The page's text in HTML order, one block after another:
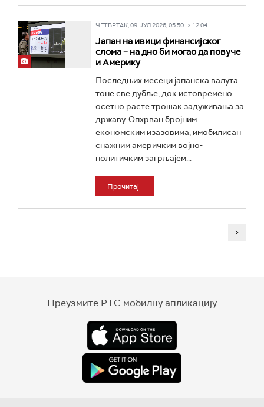
ЧЕТВРТАК, 09. ЈУЛ 2026, 05:50 -> 12:04
Јапан на ивици финансијског
слома – на дно би могао да повуче
и Америку
Последњих месеци јапанска валута
тоне све дубље, док истовремено
осетно расте трошак задуживања за
државу. Опхрван бројним
економским изазовима, имобилисан
снажним америчким војно-
политичким загрљајем...
Прочитај
>
Преузмите РТС мобилну апликацију